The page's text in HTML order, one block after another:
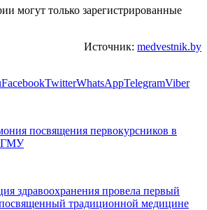
могут только зарегистрированные
Источник: medvestnik.by
FacebookTwitterWhatsAppTelegramViber
посвящения первокурсников в
здравоохранения провела первый
традиционной медицине